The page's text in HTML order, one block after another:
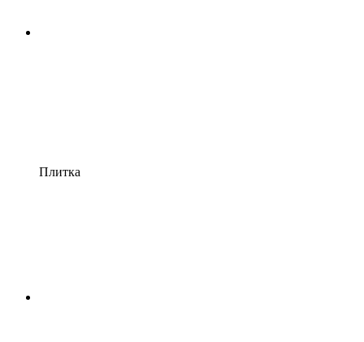
Плитка